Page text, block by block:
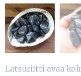
Latsuriitti avaa